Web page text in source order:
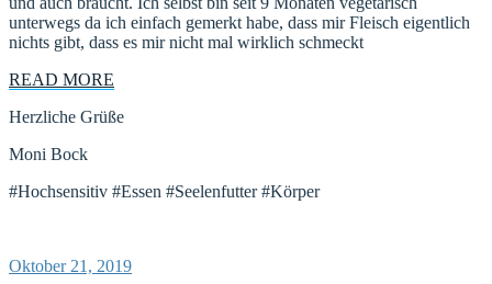
unterwegs da ich einfach gemerkt habe, dass mir Fleisch eigentlich
nichts gibt, dass es mir nicht mal wirklich schmeckt
READ MORE
Herzliche Grüße
Moni Bock
#Hochsensitiv #Essen #Seelenfutter #Körper
Veröffentlicht
Oktober 21, 2019